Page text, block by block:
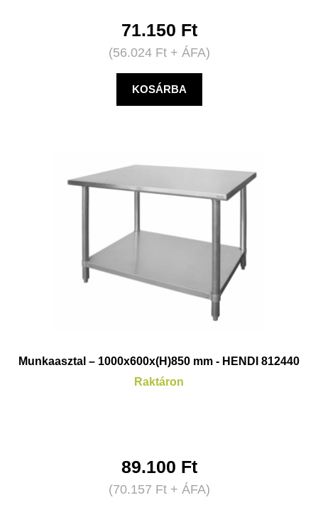
71.150 Ft
(56.024 Ft+ ÁFA)
KOSÁRBA
Munkaasztal – 1000x600x(H)850 mm - HENDI 812440
Raktáron
89.100 Ft
(70.157 Ft+ ÁFA)